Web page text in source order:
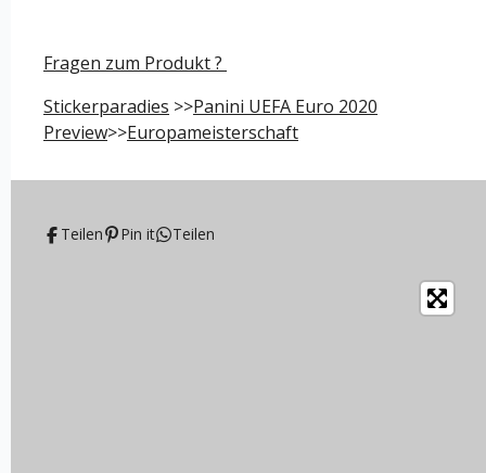
Fragen zum Produkt ?
Stickerparadies >>Panini UEFA Euro 2020
Preview>>Europameisterschaft
Teilen Pin it Teilen